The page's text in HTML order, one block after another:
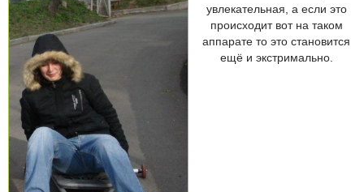
увлекательная, а если это
происходит вот на таком
аппарате то это становится
ещё и экстримально.